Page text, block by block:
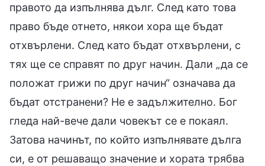
правото да изпълнява дълг. След като това
право бъде отнето, някои хора ще бъдат
отхвърлени. След като бъдат отхвърлени, с
тях ще се справят по друг начин. Дали „да се
положат грижи по друг начин“ означава да
бъдат отстранени? Не е задължително. Бог
гледа най-вече дали човекът се е покаял.
Затова начинът, по който изпълнявате дълга
си, е от решаващо значение и хората трябва